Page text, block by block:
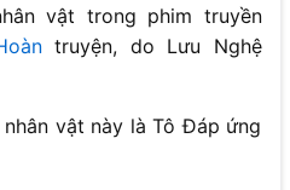
vật trong phim truyền
truyện, do Lưu Nghệ
vật này là Tô Đáp ứng